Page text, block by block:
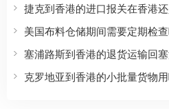
捷克到香港的进口报关在香港
美国布料仓储期间需要定期检
塞浦路斯到香港的退货运输回
克罗地亚到香港的小批量货物